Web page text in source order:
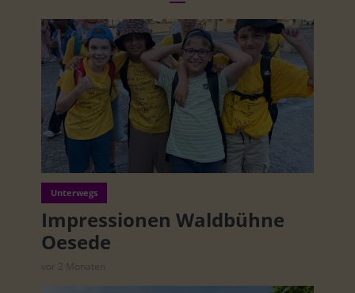
Unterwegs
Impressionen Waldbühne
Oesede
vor 2 Monaten